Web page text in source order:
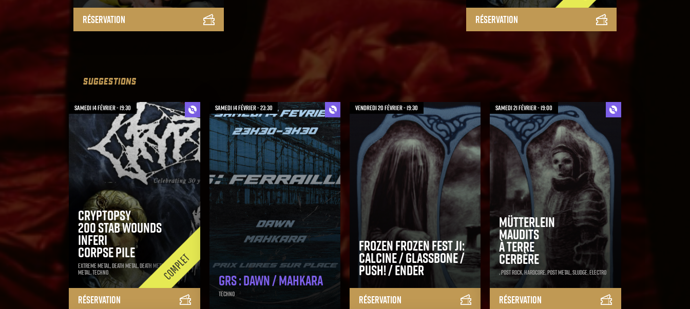
Réservation Réservation
SUGGESTIONS
samedi 14 février - 19:30
Cryptopsy
200 Stab Wounds
Inferi
Corpse Pile
Extreme Metal, Death Metal, Death Metal, Death
Metal, Techno
Réservation
samedi 14 février - 23:30
GRS : Dawn / Mahkara
Techno
vendredi 20 février - 19:30
Frozen Frozen Fest J1:
Calcine / Glassbone /
Push! / Ender
Réservation
samedi 21 février - 19:00
Mütterlein
Maudits
À Terre
Cerbère
, Post Rock, Hardcore, Post Metal, Sludge, Electro
Réservation